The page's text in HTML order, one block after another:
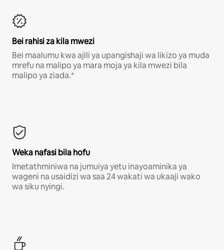
Bei rahisi za kila mwezi
Bei maalumu kwa ajili ya upangishaji wa likizo ya muda
mrefu na malipo ya mara moja ya kila mwezi bila
malipo ya ziada.*
Weka nafasi bila hofu
Imetathminiwa na jumuiya yetu inayoaminika ya
wageni na usaidizi wa saa 24 wakati wa ukaaji wako
wa siku nyingi.